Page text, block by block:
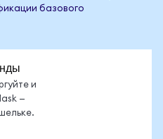
базового
и
—